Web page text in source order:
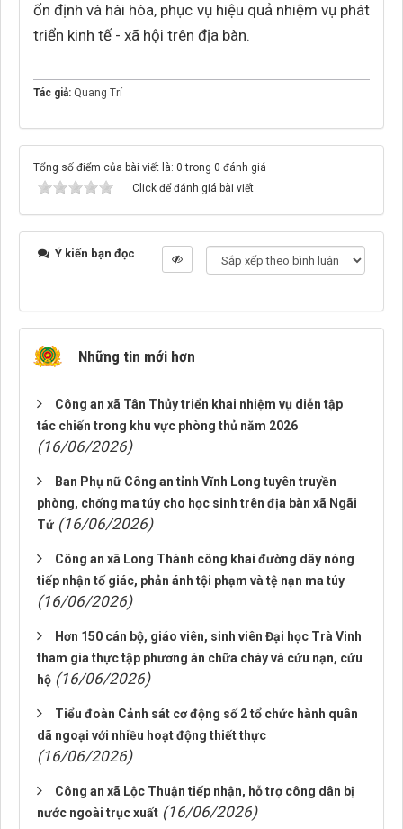
ổn định và hài hòa, phục vụ hiệu quả nhiệm vụ phát
triển kinh tế - xã hội trên địa bàn.
Tác giả: Quang Trí
Tổng số điểm của bài viết là: 0 trong 0 đánh giá
Click để đánh giá bài viết
Ý kiến bạn đọc
Những tin mới hơn
Công an xã Tân Thủy triển khai nhiệm vụ diễn tập
tác chiến trong khu vực phòng thủ năm 2026
(16/06/2026)
Ban Phụ nữ Công an tỉnh Vĩnh Long tuyên truyền
phòng, chống ma túy cho học sinh trên địa bàn xã Ngãi
Tứ (16/06/2026)
Công an xã Long Thành công khai đường dây nóng
tiếp nhận tố giác, phản ánh tội phạm và tệ nạn ma túy
(16/06/2026)
Hơn 150 cán bộ, giáo viên, sinh viên Đại học Trà Vinh
tham gia thực tập phương án chữa cháy và cứu nạn, cứu
hộ (16/06/2026)
Tiểu đoàn Cảnh sát cơ động số 2 tổ chức hành quân
dã ngoại với nhiều hoạt động thiết thực
(16/06/2026)
Công an xã Lộc Thuận tiếp nhận, hỗ trợ công dân bị
nước ngoài trục xuất (16/06/2026)